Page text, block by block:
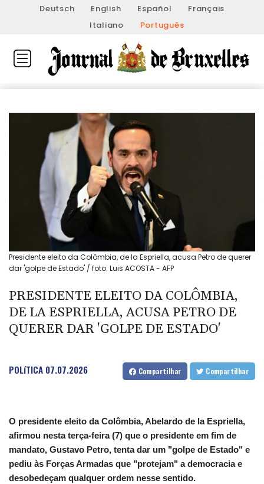
Deutsch English Español
Français
Italiano
Português
Presidente eleito da Colômbia, de la Espriella, acusa Petro de querer
dar 'golpe de Estado' / foto: Luis ACOSTA - AFP
PRESIDENTE ELEITO DA COLÔMBIA,
DE LA ESPRIELLA, ACUSA PETRO DE
QUERER DAR 'GOLPE DE ESTADO'
POLíTICA 07.07.2026 Compartilhar Compartilhar
O presidente eleito da Colômbia, Abelardo de la Espriella,
afirmou nesta terça-feira (7) que o presidente em fim de
mandato, Gustavo Petro, tenta dar um "golpe de Estado" e
pediu às Forças Armadas que "protejam" a democracia e
desobedeçam qualquer ordem nesse sentido.